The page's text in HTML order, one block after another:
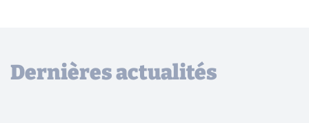
Dernières actualités